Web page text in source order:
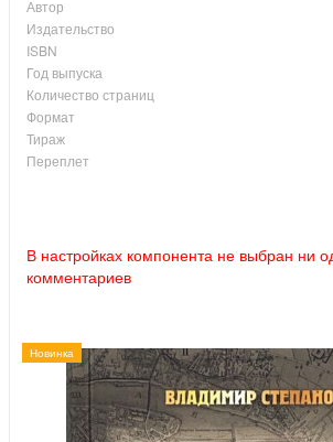
Автор
Издательство
ISBN
Год выпуска
Количество страниц
Формат
Тираж
Переплет
В настройках компонента не выбран ни
комментариев
Новинка